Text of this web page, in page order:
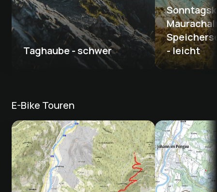
Taghaube - schwer
- leicht
E-Bike Touren